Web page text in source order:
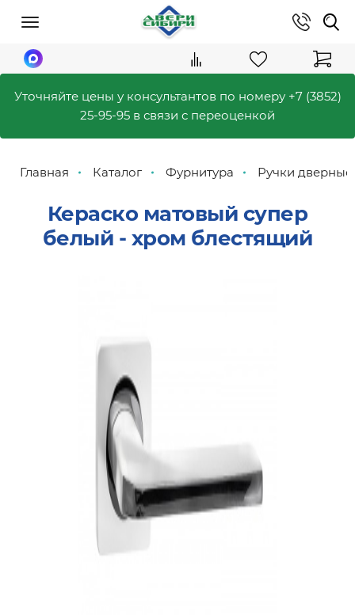
Уточняйте цены у консультантов по номеру +7 (3852)
25-95-95 в связи с переоценкой
Главная Каталог Фурнитура Ручки
Кераско матовый супер
белый - хром блестящий